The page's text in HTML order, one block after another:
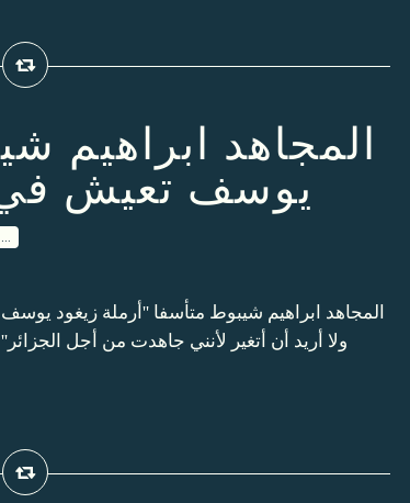
المجاهد ابراهيم
يوسف تعيش
المجاهد ابراهيم شيبوط متأسفا ''أرملة زيغود